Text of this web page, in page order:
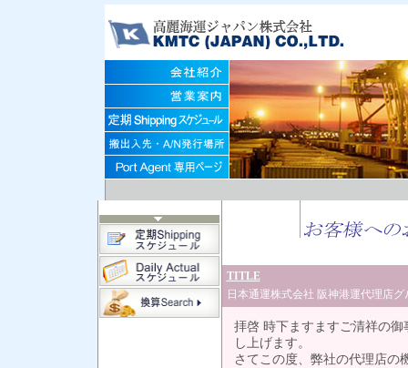
TITLE
日本通運株式会社 阪神港運代理店
拝啓 時下ますますご清祥の
し上げます。
さてこの度、弊社の代理店の